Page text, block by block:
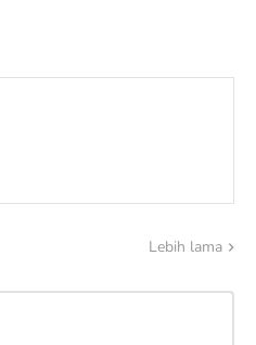
Lebih lama